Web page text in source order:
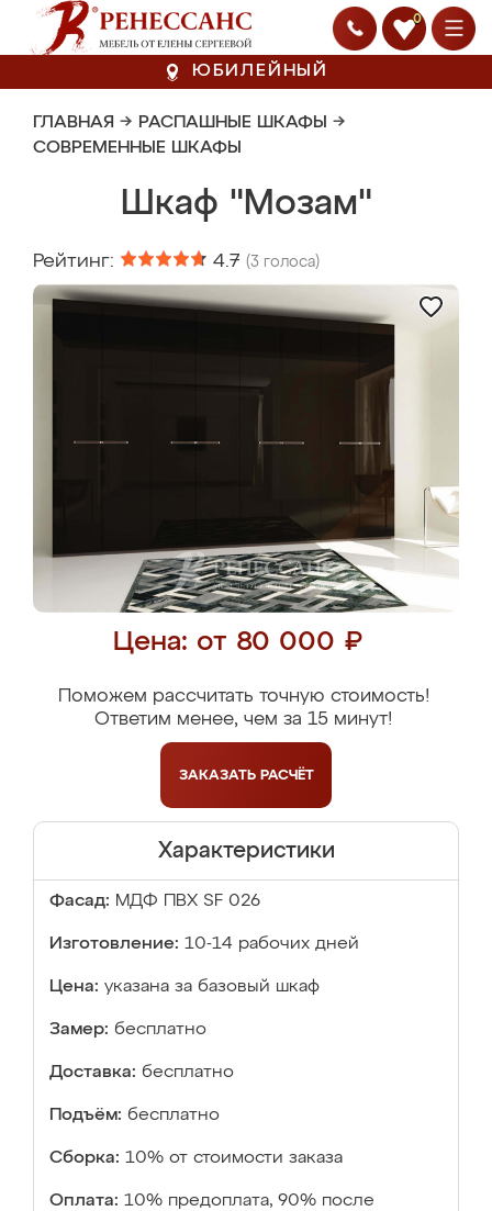
0
ЮБИЛЕЙНЫЙ
ГЛАВНАЯ → РАСПАШНЫЕ ШКАФЫ →
СОВРЕМЕННЫЕ ШКАФЫ
Шкаф "Мозам"
Рейтинг: 4.7 (3 голоса)
Цена: от 80 000 ₽
Поможем рассчитать точную стоимость!
Ответим менее, чем за 15 минут!
ЗАКАЗАТЬ РАСЧЁТ
Характеристики
Фасад: МДФ ПВХ SF 026
Изготовление: 10-14 рабочих дней
Цена: указана за базовый шкаф
Замер: бесплатно
Доставка: бесплатно
Подъём: бесплатно
Сборка: 10% от стоимости заказа
Оплата: 10% предоплата, 90% после